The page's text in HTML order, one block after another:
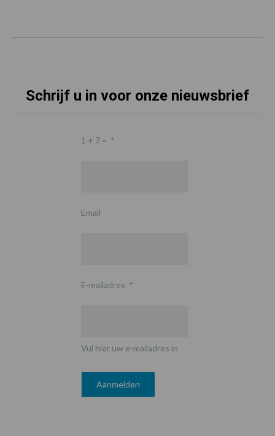
Schrijf u in voor onze nieuwsbrief
1 + 7 = *
Email
E-mailadres *
Vul hier uw e-mailadres in